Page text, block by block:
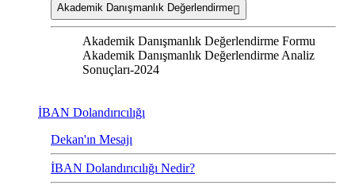
Akademik Danışmanlık Değerlendirme
Akademik Danışmanlık Değerlendirme Formu
Akademik Danışmanlık Değerlendirme Analiz
Sonuçları-2024
İBAN Dolandırıcılığı
Dekan'ın Mesajı
İBAN Dolandırıcılığı Nedir?